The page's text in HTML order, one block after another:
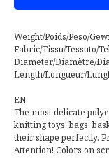
Weight/Poids/Peso/
Fabric/Tissu/Tessuto/
Diameter/Diamètre/
Length/Longueur/
EN
The most delicate
knitting toys, bags,
their shape perfectly.
Attention! Colors on